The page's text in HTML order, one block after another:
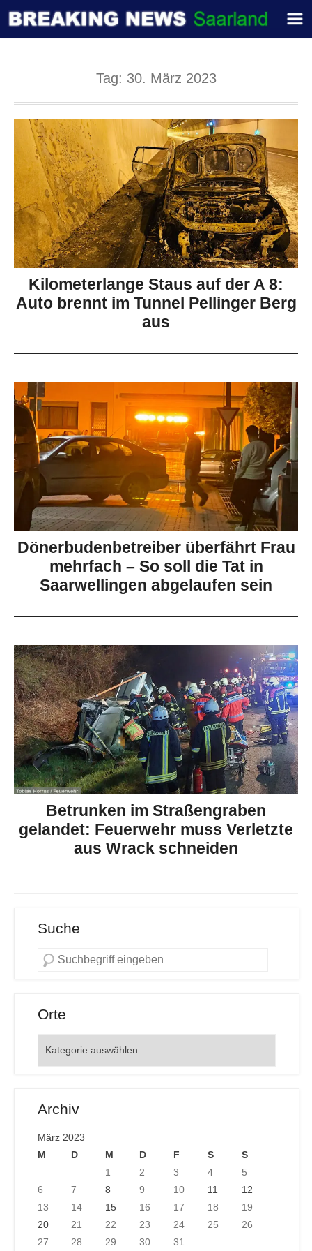
Tag: 30. März 2023
Kilometerlange Staus auf der A 8:
Auto brennt im Tunnel Pellinger Berg
aus
Dönerbudenbetreiber überfährt Frau
mehrfach – So soll die Tat in
Saarwellingen abgelaufen sein
Betrunken im Straßengraben
gelandet: Feuerwehr muss Verletzte
aus Wrack schneiden
Suche
Orte
Archiv
März 2023
M
D M D F S
S
1
2 3 4
5
6
7 8 9 10 11
12
13
14 15 16 17 18
19
20
21 22 23 24 25
26
27
28 29 30 31